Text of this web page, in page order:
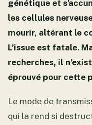
génétique et
les cellules
mourir, altérant le
L’issue est fatale.
recherches, il
éprouvé pour cette
Le mode de
qui la rend si